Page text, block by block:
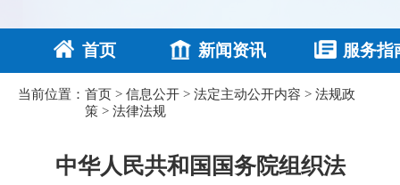
首页 新闻资讯 服务指
当前位置： 首页 > 信息公开 > 法定主动公开内容 > 法规政
策 > 法律法规
中华人民共和国国务院组织法